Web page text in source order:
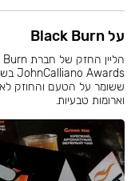
על Black Burn
וארומות טבעיות.